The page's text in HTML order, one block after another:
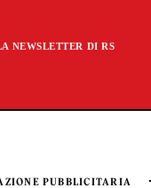
NEWSLETTER DI RS